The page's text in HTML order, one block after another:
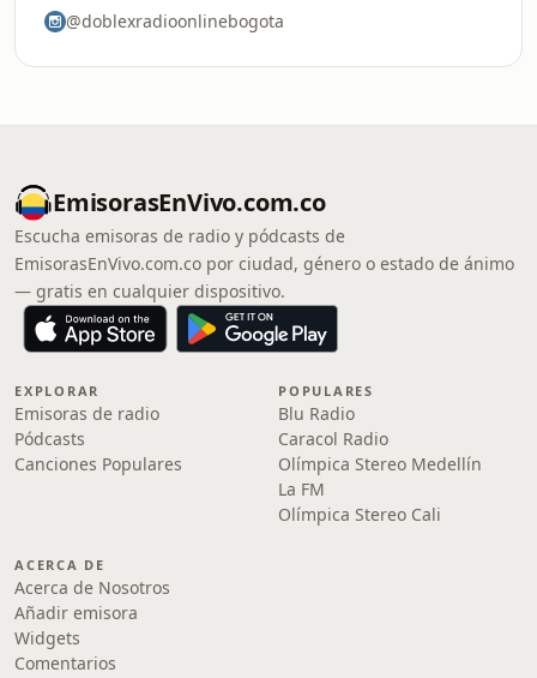
@doblexradioonlinebogota
EmisorasEnVivo.com.co
Escucha emisoras de radio y pódcasts de
EmisorasEnVivo.com.co por ciudad, género o estado de ánimo
— gratis en cualquier dispositivo.
EXPLORAR
Emisoras de radio
Pódcasts
Canciones Populares
POPULARES
Blu Radio
Caracol Radio
Olímpica Stereo Medellín
La FM
Olímpica Stereo Cali
ACERCA DE
Acerca de Nosotros
Añadir emisora
Widgets
Comentarios